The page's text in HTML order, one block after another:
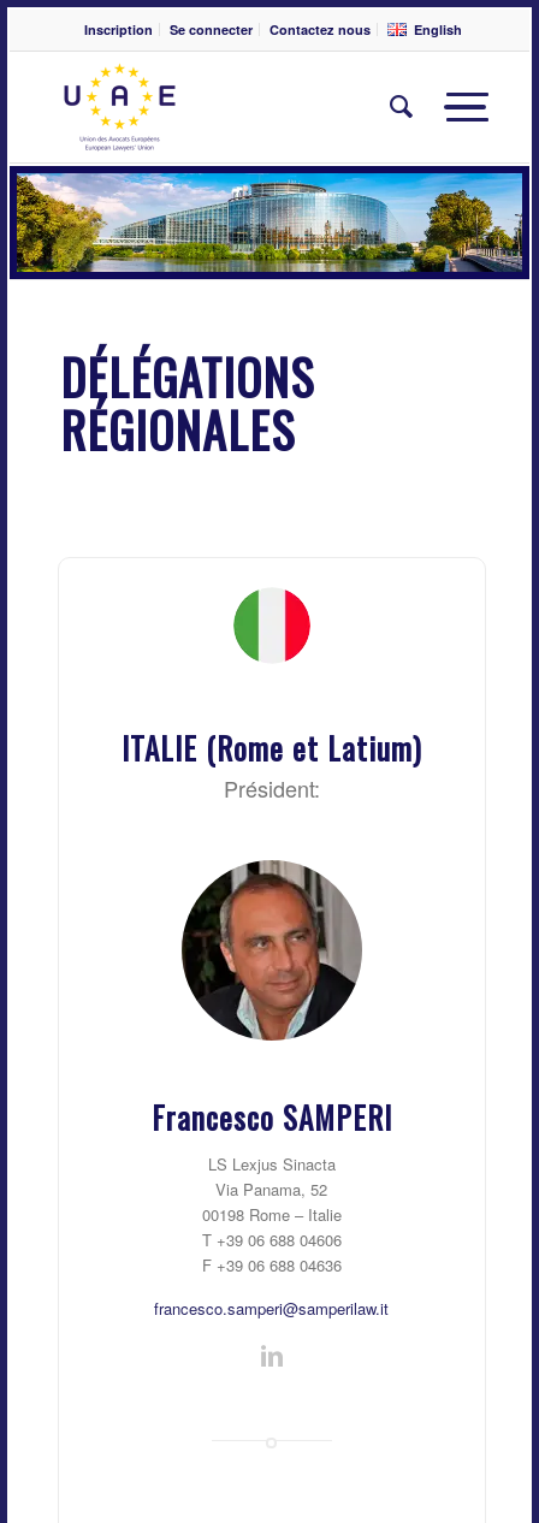
Inscription Se connecter Contactez nous English
DÉLÉGATIONS
RÉGIONALES
ITALIE (Rome et Latium)
Président:
Francesco SAMPERI
LS Lexjus Sinacta
Via Panama, 52
00198 Rome – Italie
T +39 06 688 04606
F +39 06 688 04636
francesco.samperi@samperilaw.it